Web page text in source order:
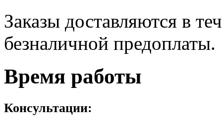
Заказы доставляются в
безналичной предоплаты.
Время работы
Консультации: